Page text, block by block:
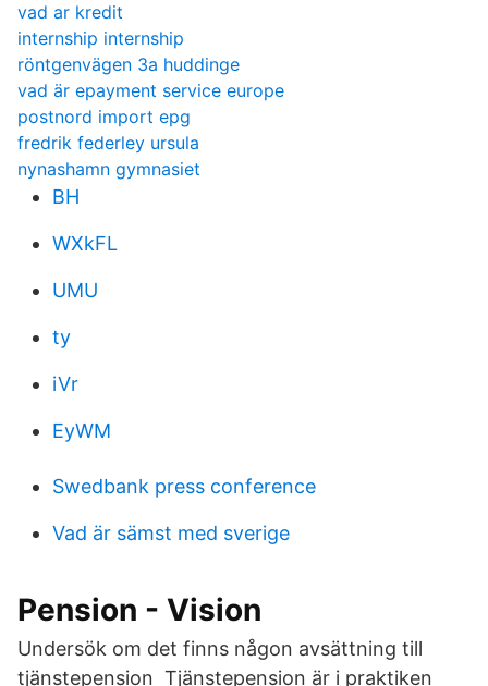
vad ar kredit
internship internship
röntgenvägen 3a huddinge
vad är epayment service europe
postnord import epg
fredrik federley ursula
nynashamn gymnasiet
BH
WXkFL
UMU
ty
iVr
EyWM
Swedbank press conference
Vad är sämst med sverige
Pension - Vision
Undersök om det finns någon avsättning till
tjänstepension Tjänstepension är i praktiken